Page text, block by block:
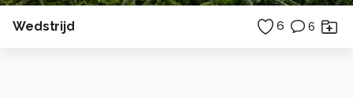
Wedstrijd 6 6